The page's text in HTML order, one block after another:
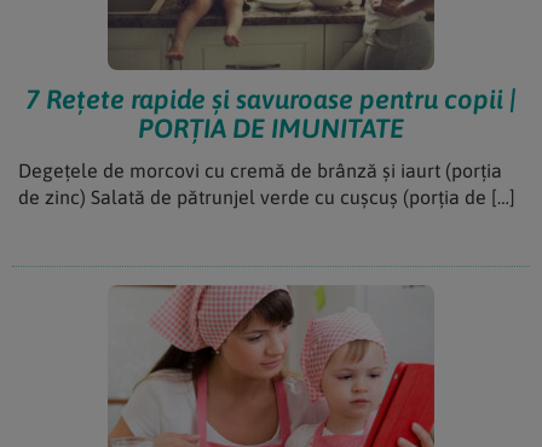
7 Rețete rapide și savuroase pentru copii |
PORȚIA DE IMUNITATE
Degețele de morcovi cu cremă de brânză și iaurt (porția
de zinc) Salată de pătrunjel verde cu cușcuș (porția de […]